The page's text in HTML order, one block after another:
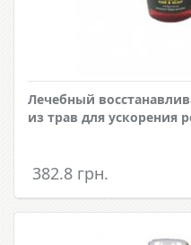
Лечебный
из трав для ускорения
382.8 грн.